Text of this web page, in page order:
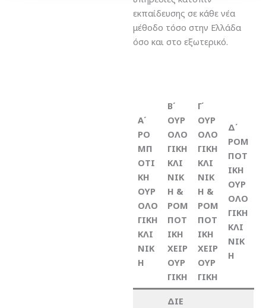
εκπαίδευσης σε κάθε νέα
μέθοδο τόσο στην Ελλάδα
όσο και στο εξωτερικό.
Α΄
ΡΟ
ΜΠ
ΟΤΙ
ΚΗ
ΟΥΡ
ΟΛΟ
ΓΙΚΗ
ΚΛΙ
ΝΙΚ
Η
Β΄
ΟΥΡ
ΟΛΟ
ΓΙΚΗ
ΚΛΙ
ΝΙΚ
Η &
ΡΟΜ
ΠΟΤ
ΙΚΗ
ΧΕΙΡ
ΟΥΡ
ΓΙΚΗ
Γ΄
ΟΥΡ
ΟΛΟ
ΓΙΚΗ
ΚΛΙ
ΝΙΚ
Η &
ΡΟΜ
ΠΟΤ
ΙΚΗ
ΧΕΙΡ
ΟΥΡ
ΓΙΚΗ
Δ΄
ΡΟΜ
ΠΟΤ
ΙΚΗ
ΟΥΡ
ΟΛΟ
ΓΙΚΗ
ΚΛΙ
ΝΙΚ
Η
ΔΙΕ